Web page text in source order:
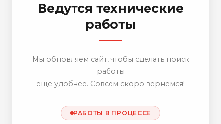
Ведутся технические
работы
Мы обновляем сайт, чтобы сделать поиск
работы
ещё удобнее. Совсем скоро вернёмся!
РАБОТЫ В ПРОЦЕССЕ